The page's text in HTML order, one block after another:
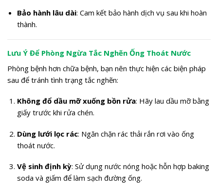
Bảo hành lâu dài: Cam kết bảo hành dịch vụ sau khi hoàn
thành.
Lưu Ý Để Phòng Ngừa Tắc Nghẽn Ống Thoát Nước
Phòng bệnh hơn chữa bệnh, bạn nên thực hiện các biện pháp
sau để tránh tình trạng tắc nghẽn:
Không đổ dầu mỡ xuống bồn rửa: Hãy lau dầu mỡ bằng
giấy trước khi rửa chén.
Dùng lưới lọc rác: Ngăn chặn rác thải rắn rơi vào ống
thoát nước.
Vệ sinh định kỳ: Sử dụng nước nóng hoặc hỗn hợp baking
soda và giấm để làm sạch đường ống.